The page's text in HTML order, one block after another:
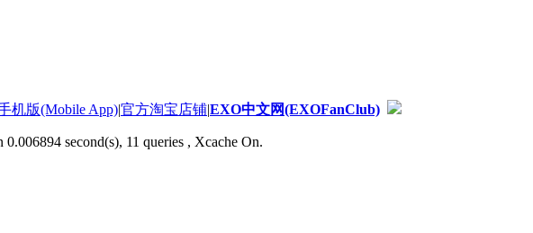
机版(Mobile App)|官方淘宝店铺|EXO中文网(EXOFanClub)
0.006894 second(s), 11 queries , Xcache On.